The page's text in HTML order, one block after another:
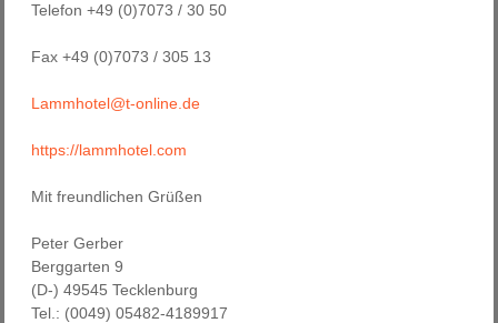
Telefon +49 (0)7073 / 30 50
Fax +49 (0)7073 / 305 13
Lammhotel@t-online.de
https://lammhotel.com
Mit freundlichen Grüßen
Peter Gerber
Berggarten 9
(D-) 49545 Tecklenburg
Tel.: (0049) 05482-4189917